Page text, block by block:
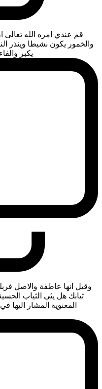
قم عندي امره الله تعالى
والخمور يكون نشيطا وينذر
يكبر
وقيل انها عاطفة والاصل
ثيابك هل يثي الثياب
المعنوية المشار اليها